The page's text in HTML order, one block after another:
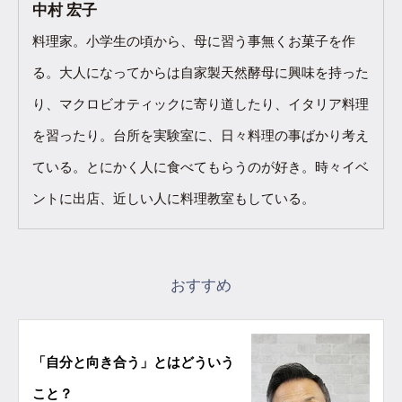
中村 宏子
料理家。小学生の頃から、母に習う事無くお菓子を作
る。大人になってからは自家製天然酵母に興味を持った
り、マクロビオティックに寄り道したり、イタリア料理
を習ったり。台所を実験室に、日々料理の事ばかり考え
ている。とにかく人に食べてもらうのが好き。時々イベ
ントに出店、近しい人に料理教室もしている。
おすすめ
「自分と向き合う」とはどういう
こと？